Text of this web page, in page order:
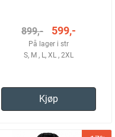
899,- 599,-
På lager i str
S, M , L, XL , 2XL
Kjøp